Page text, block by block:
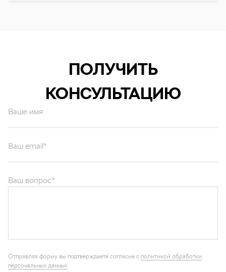
ПОЛУЧИТЬ
КОНСУЛЬТАЦИЮ
Ваше имя
персональных данных
Каталог запчастей